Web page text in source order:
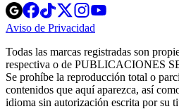
Opens
in
new
Opens
in
new
Opens
in
new
window
Opens
new
windowwindow
Aviso de Privacidad
new
window
Todas las marcas registradas son
respectiva o de PUBLICACIONES
Se prohíbe la reproducción total o
contenidos que aquí aparezca, así
idioma sin autorización escrita por su